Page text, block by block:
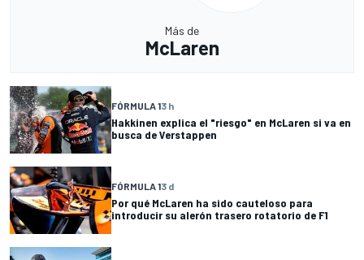
Más de
McLaren
FÓRMULA 13 h
Hakkinen explica el "riesgo" en McLaren si va en
busca de Verstappen
FÓRMULA 13 d
Por qué McLaren ha sido cauteloso para
introducir su alerón trasero rotatorio de F1